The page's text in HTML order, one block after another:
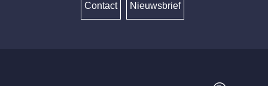
Contact Nieuwsbrief